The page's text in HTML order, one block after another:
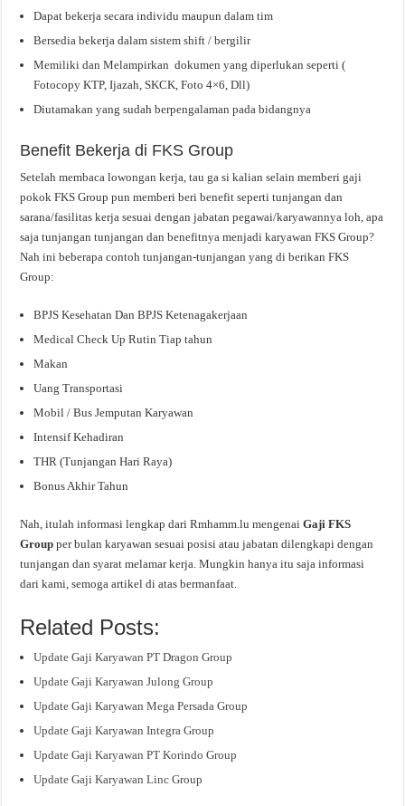
Dapat bekerja secara individu maupun dalam tim
Bersedia bekerja dalam sistem shift / bergilir
Memiliki dan Melampirkan dokumen yang diperlukan seperti (
Fotocopy KTP, Ijazah, SKCK, Foto 4×6, Dll)
Diutamakan yang sudah berpengalaman pada bidangnya
Benefit Bekerja di FKS Group
Setelah membaca lowongan kerja, tau ga si kalian selain memberi gaji
pokok FKS Group pun memberi beri benefit seperti tunjangan dan
sarana/fasilitas kerja sesuai dengan jabatan pegawai/karyawannya loh, apa
saja tunjangan tunjangan dan benefitnya menjadi karyawan FKS Group?
Nah ini beberapa contoh tunjangan-tunjangan yang di berikan FKS
Group:
BPJS Kesehatan Dan BPJS Ketenagakerjaan
Medical Check Up Rutin Tiap tahun
Makan
Uang Transportasi
Mobil / Bus Jemputan Karyawan
Intensif Kehadiran
THR (Tunjangan Hari Raya)
Bonus Akhir Tahun
Nah, itulah informasi lengkap dari Rmhamm.lu mengenaiGaji FKS
Groupper bulan karyawan sesuai posisi atau jabatan dilengkapi dengan
tunjangan dan syarat melamar kerja. Mungkin hanya itu saja informasi
dari kami, semoga artikel di atas bermanfaat.
Related Posts:
Update Gaji Karyawan PT Dragon Group
Update Gaji Karyawan Julong Group
Update Gaji Karyawan Mega Persada Group
Update Gaji Karyawan Integra Group
Update Gaji Karyawan PT Korindo Group
Update Gaji Karyawan Linc Group